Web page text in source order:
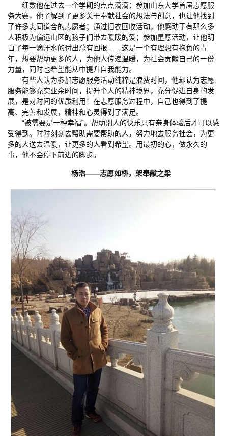
细数他在过去一个学期的点点滴滴：参加山东大学首届志愿服
务大赛，他了解到了更多关于奉献社会的想法与创意，也让他找到
了许多志同道合的志愿者；通过旧衣回收活动，他感动于有那么多
人积极为偏远山区的孩子们带去暖暖的爱；参加星愿活动，让他明
白了每一滴汗水的付出总有回报……这是一个有理想有抱负的青
年，想要帮助更多的人，为他人传递温暖，为社会贡献自己的一份
力量，同时也希望能从中提升自我能力。
有些人认为参加志愿服务活动纯粹是浪费时间，他却认为志愿
服务能够充实业余时间，提升个人的精神境界，充分促进自身的发
展，是对时间的优质利用！在志愿服务过程中，自己也得到了提
高、完善和发展，精神和心灵得到了满足。
“被需要是一种幸福”。帮助别人的快乐只有亲身体验后才可以感
受得到。时时刻刻去帮助需要帮助的人，努力地去服务社会，为更
多的人送去温暖，让更多的人看到希望。用最初的心，做永久的
事，他不会停下前进的脚步。
杨浩——志愿如桥，架奉献之梁